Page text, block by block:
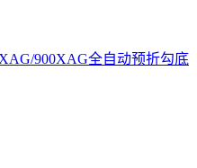
900XAG全自动预折勾底